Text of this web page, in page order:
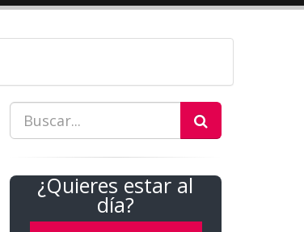
¿Quieres estar al
día?